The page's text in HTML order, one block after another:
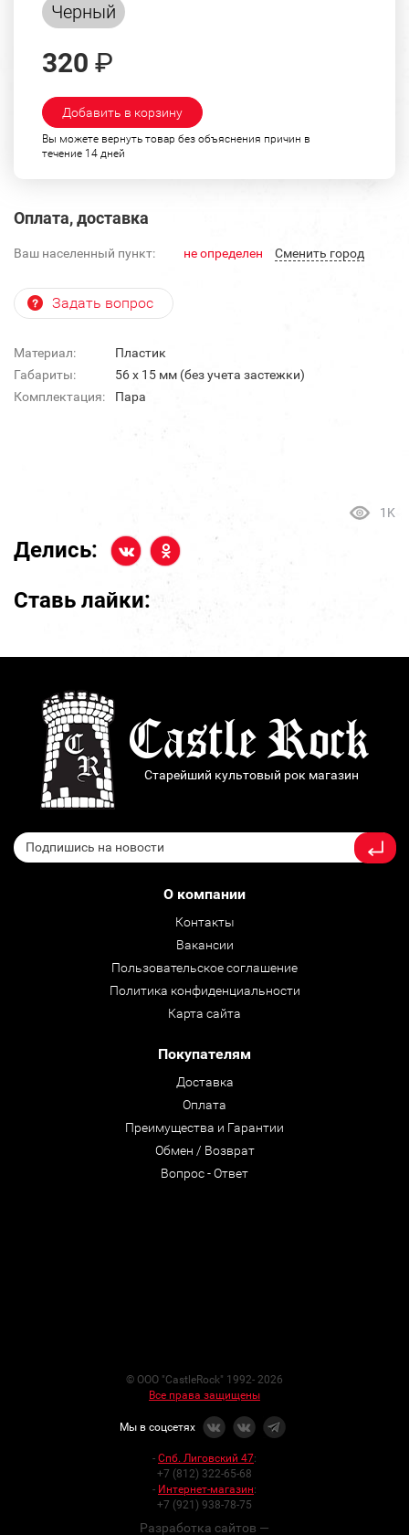
Черный
320 ₽
Добавить в корзину
Вы можете вернуть товар без объяснения причин в
течение 14 дней
Оплата, доставка
Ваш населенный пункт: не определен Cменить город
Задать вопрос
Материал:
Пластик
Габариты:
56 х 15 мм (без учета застежки)
Комплектация:
Пара
1K
Делись:
Ставь лайки:
Старейший культовый рок магазин
О компании
Контакты
Вакансии
Пользовательское соглашение
Политика конфиденциальности
Карта сайта
Покупателям
Доставка
Оплата
Преимущества и Гарантии
Обмен / Возврат
Вопрос - Ответ
© ООО "CastleRock" 1992- 2026
Все права защищены
Мы в соцсетях
- Спб. Лиговский 47:
+7 (812) 322-65-68
- Интернет-магазин:
+7 (921) 938-78-75
Разработка сайтов —